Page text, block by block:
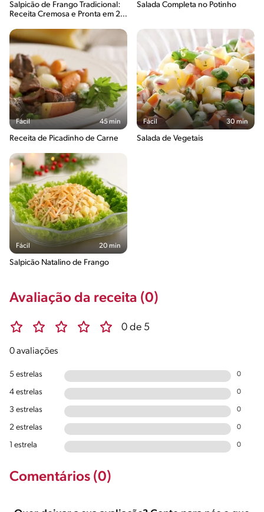
Salpicão de Frango Tradicional:
Receita Cremosa e Pronta em 20
Salada Completa no Potinho
Fácil 45 min
Receita de Picadinho de Carne
Fácil 30 min
Salada de Vegetais
Fácil 20 min
Salpicão Natalino de Frango
Avaliação da receita (0)
0 de 5
0 avaliações
5 estrelas 0
4 estrelas 0
3 estrelas 0
2 estrelas 0
1 estrela 0
Comentários (0)